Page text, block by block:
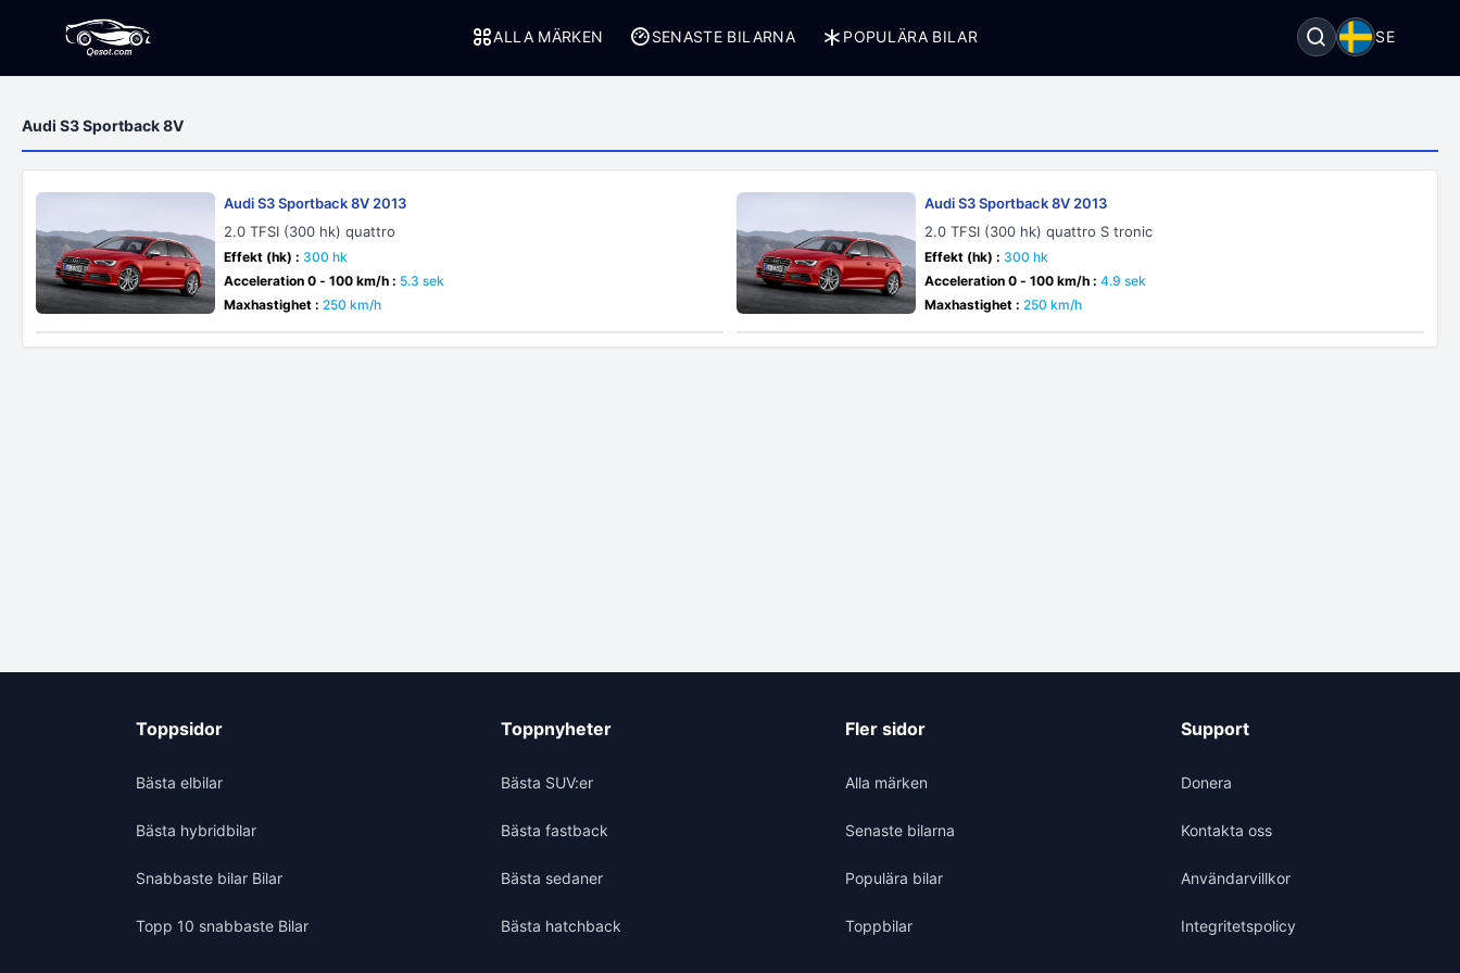
ALLA MÄRKEN SENASTE BILARNA POPULÄRA BILAR SE
Audi S3 Sportback 8V
Audi S3 Sportback 8V 2013
2.0 TFSI (300 hk) quattro
Effekt (hk) : 300 hk
Acceleration 0 - 100 km/h : 5.3 sek
Maxhastighet : 250 km/h
Audi S3 Sportback 8V 2013
2.0 TFSI (300 hk) quattro S tronic
Effekt (hk) : 300 hk
Acceleration 0 - 100 km/h : 4.9 sek
Maxhastighet : 250 km/h
Toppsidor
Bästa elbilar
Bästa hybridbilar
Snabbaste bilar Bilar
Topp 10 snabbaste Bilar
Toppnyheter
Bästa SUV:er
Bästa fastback
Bästa sedaner
Bästa hatchback
Fler sidor
Alla märken
Senaste bilarna
Populära bilar
Toppbilar
Support
Donera
Kontakta oss
Användarvillkor
Integritetspolicy